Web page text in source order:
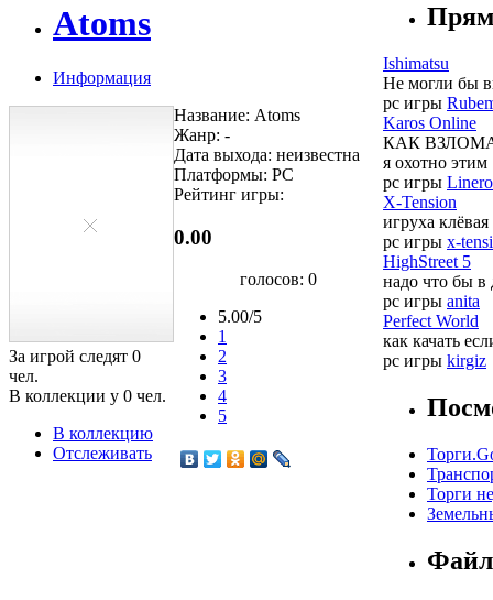
Atoms
Информация
За игрой следят 0
чел.
В коллекции у 0 чел.
В коллекцию
Отслеживать
Название: Atoms
Жанр: -
Дата выхода: неизвестна
Платформы: PC
Рейтинг игры:
0.00
голосов: 0
5.00/5
1
2
3
4
5
Ishimatsu
Не могли бы
pc игры
Karos Online
КАК
я охотно этим
pc игры
X-Tension
игруха
pc игры x-
HighStreet 5
надо что бы в
pc игры anita
Perfect World
как качать
pc игры kirgiz
Торги